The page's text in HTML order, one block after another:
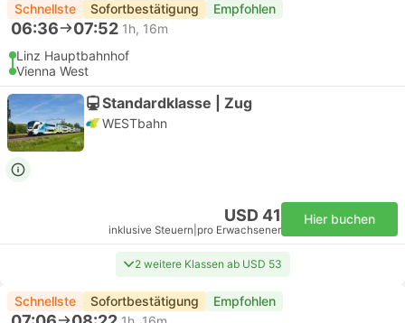
Schnellste Sofortbestätigung Empfohlen
06:36 07:52 1h, 16m
Linz Hauptbahnhof
Vienna West
Standardklasse | Zug
WESTbahn
USD 41
inklusive Steuern pro Erwachsener
Hier buchen
2 weitere Klassen ab USD 53
Schnellste Sofortbestätigung Empfohlen